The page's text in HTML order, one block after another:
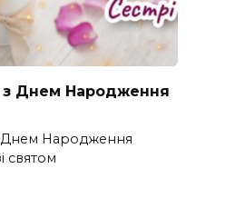
з Днем Народження
Днем Народження
святом